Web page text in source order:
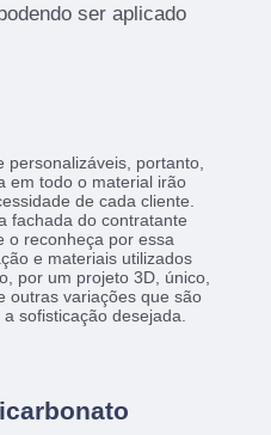
ser aplicado
portanto,
em todo o material irão
de cada cliente.
fachada do contratante
o reconheça por essa
e materiais utilizados
por um projeto 3D, único,
outras variações que são
sofisticação desejada.